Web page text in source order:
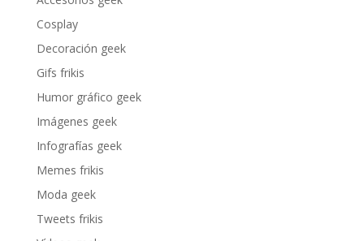
Cosplay
Decoración geek
Gifs frikis
Humor gráfico geek
Imágenes geek
Infografías geek
Memes frikis
Moda geek
Tweets frikis